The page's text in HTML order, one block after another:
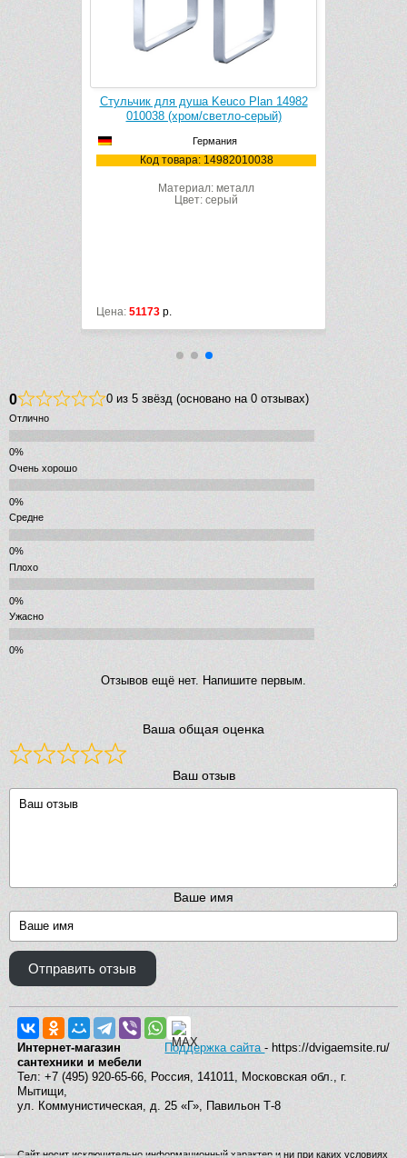
Стульчик для душа Keuco Plan 14982
010038 (хром/светло-серый)
Германия
Код товара: 14982010038
Материал: металл
Цвет: серый
Цена: 51173 р. Цена:
0 0 из 5 звёзд (основано на 0 отзывах)
Отлично
Очень хорошо
Средне
Плохо
Ужасно
Отзывов ещё нет. Напишите первым.
Ваша общая оценка
Ваш отзыв
Ваше имя
Отправить отзыв
Поддержка сайта- https://dvigaemsite.ru/
Интернет-магазин
сантехники и мебели
Тел: +7 (495) 920-65-66, Россия, 141011, Московская обл., г.
Мытищи,
ул. Коммунистическая, д. 25 «Г», Павильон Т-8
Сайт носит исключительно информационный характер и ни при каких условиях